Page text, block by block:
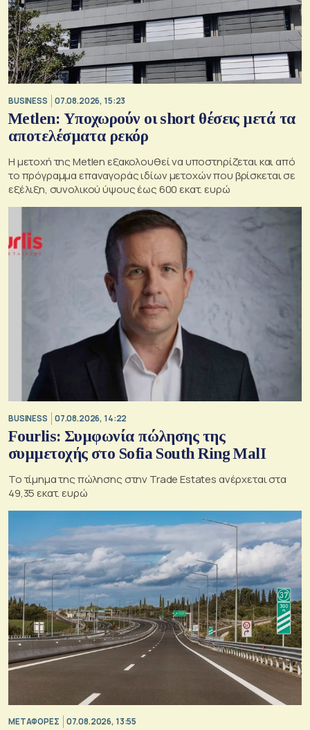
BUSINESS 07.08.2026, 15:23
Metlen: Υποχωρούν οι short θέσεις μετά τα
αποτελέσματα ρεκόρ
Η μετοχή της Metlen εξακολουθεί να υποστηρίζεται και από
το πρόγραμμα επαναγοράς ιδίων μετοχών που βρίσκεται σε
εξέλιξη, συνολικού ύψους έως 600 εκατ. ευρώ
BUSINESS 07.08.2026, 14:22
Fourlis: Συμφωνία πώλησης της
συμμετοχής στο Sofia South Ring MalI
Το τίμημα της πώλησης στην Trade Estates ανέρχεται στα
49,35 εκατ. ευρώ
ΜΕΤΑΦΟΡΕΣ 07.08.2026, 13:55